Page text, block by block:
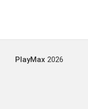
PlayMax 2026